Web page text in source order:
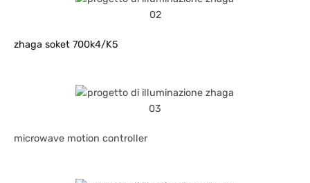
zhaga soket 700k4/K5
microwave motion controller